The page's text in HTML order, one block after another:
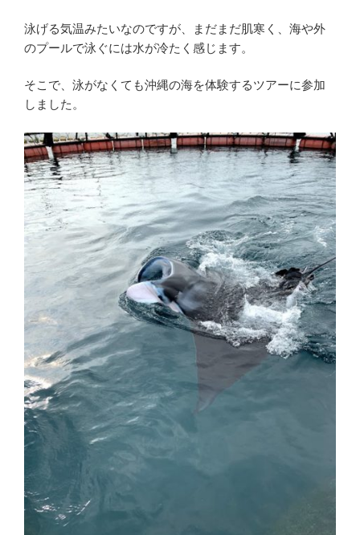
泳げる気温みたいなのですが、まだまだ肌寒く、海や外
のプールで泳ぐには水が冷たく感じます。
そこで、泳がなくても沖縄の海を体験するツアーに参加
しました。